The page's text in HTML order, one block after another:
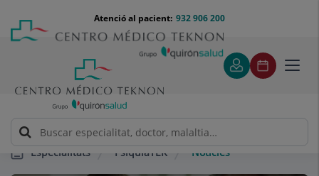
contingut
Menú
teléfono
cabecera
932 906 200
Atenció al pacient:
Especialitats PsiquiaTEK Notícies